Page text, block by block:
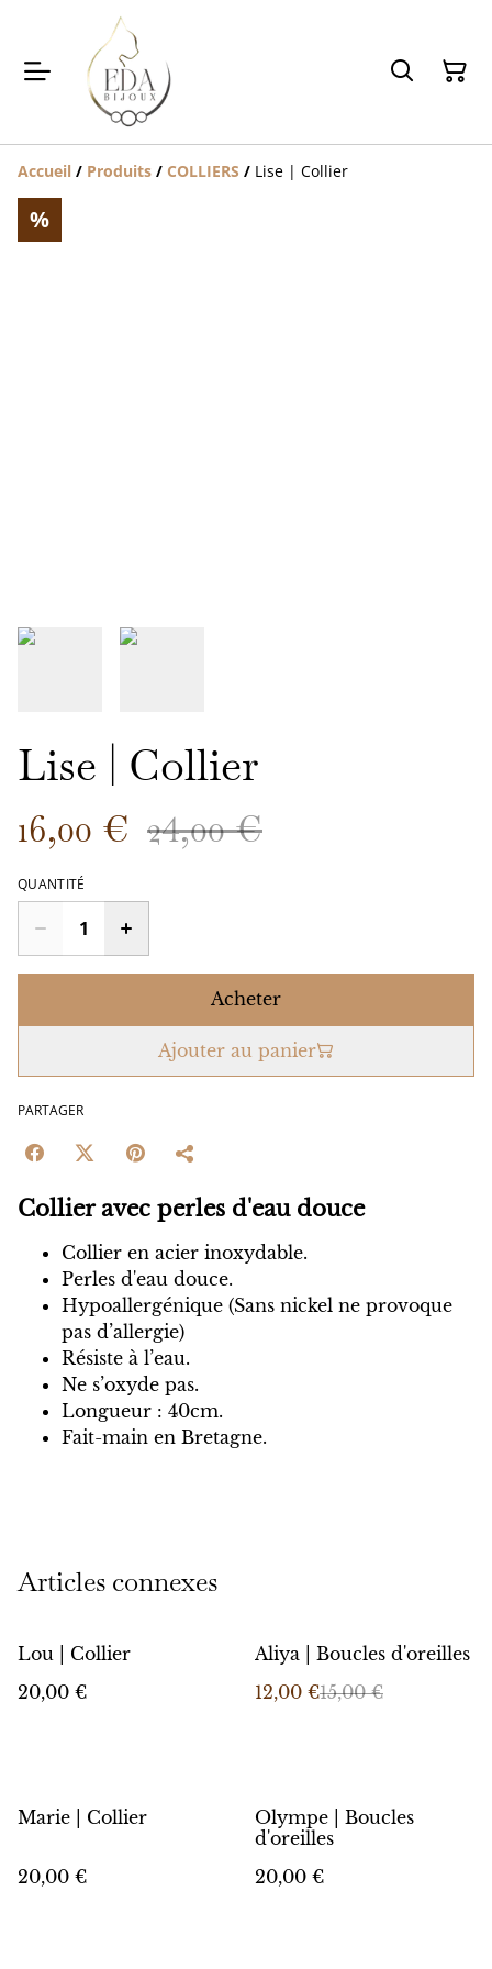
Accueil / Produits / COLLIERS / Lise | Collier
%
Lise | Collier
16,00 € 24,00 €
QUANTITÉ
Acheter
Ajouter au panier
PARTAGER
Collier avec perles d'eau douce
Collier en acier inoxydable.
Perles d'eau douce.
Hypoallergénique (Sans nickel ne provoque
pas d’allergie)
Résiste à l’eau.
Ne s’oxyde pas.
Longueur : 40cm.
Fait-main en Bretagne.
Articles connexes
Lou | Collier
20,00 €
%
Aliya | Boucles d'oreilles
12,00 €15,00 €
Marie | Collier
20,00 €
Olympe | Boucles
d'oreilles
20,00 €